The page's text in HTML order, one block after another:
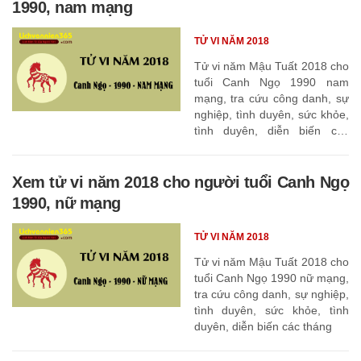
1990, nam mạng
Tử vi năm Mậu Tuất 2018 cho
tuổi Canh Ngọ 1990 nam
mạng, tra cứu công danh, sự
nghiệp, tình duyên, sức khỏe,
tình duyên, diễn biến các
TỬ VI NĂM 2018
Xem tử vi năm 2018 cho người tuổi Canh Ngọ
1990, nữ mạng
Tử vi năm Mậu Tuất 2018 cho
tuổi Canh Ngọ 1990 nữ mạng,
tra cứu công danh, sự nghiệp,
tình duyên, sức khỏe, tình
duyên, diễn biến các tháng
TỬ VI NĂM 2018